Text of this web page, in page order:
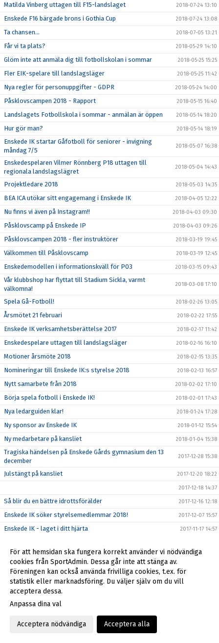
Matilda Vinberg uttagen till F15-landslaget 2018-07-24 13:10
Enskede F16 bärgade brons i Gothia Cup 2018-07-24 13:08
Ta chansen... 2018-07-05 13:21
Får vi ta plats? 2018-05-29 14:10
Glöm inte att anmäla dig till fotbollskolan i sommar 2018-05-25 15:25
Fler EIK-spelare till landslagsläger 2018-05-25 11:42
Nya regler för personuppgifter - GDPR 2018-05-24 14:00
Påsklovscampen 2018 - Rapport 2018-05-15 16:40
Landslagets Fotbollskola i sommar - anmälan är öppen 2018-05-14 18:20
Hur gör man? 2018-05-14 18:19
Enskede IK startar Gåfotboll för seniorer - invigning
måndag 7/5
2018-05-07 16:38
Enskedespelaren Vilmer Rönnberg P18 uttagen till
regionala landslagslägret
2018-05-04 14:43
Projektledare 2018 2018-05-03 14:35
BEA ICA utökar sitt engagemang i Enskede IK 2018-04-05 12:22
Nu finns vi även på Instagram!! 2018-04-03 09:30
Påsklovscamp på Enskede IP 2018-04-03 09:26
Påsklovscampen 2018 - fler instruktörer 2018-03-19 19:45
Välkommen till Påsklovscamp 2018-03-19 12:45
Enskedemodellen i informationskväll för P03 2018-03-15 09:43
Vår klubbshop har flyttat till Stadium Sickla, varmt
välkomna!
2018-03-08 17:10
Spela Gå-Fotboll! 2018-02-26 13:05
Årsmötet 21 februari 2018-02-22 17:55
Enskede IK verksamhetsberättelse 2017 2018-02-17 11:42
Enskedespelare uttagen till landslagsläger 2018-02-16 16:10
Motioner årsmöte 2018 2018-02-15 13:35
Nomineringar till Enskede IK:s styrelse 2018 2018-02-13 16:57
Nytt samarbete från 2018 2018-02-02 17:10
Börja spela fotboll i Enskede IK! 2018-02-01 17:43
Nya ledarguiden klar! 2018-01-24 17:28
Ny sponsor av Enskede IK 2018-01-12 15:54
Ny medarbetare på kansliet 2018-01-04 15:38
Tragiska händelsen på Enskede Gårds gymnasium den 13
december
2017-12-28 15:38
Julstängt på kansliet 2017-12-20 18:22
2017-12-18 14:37
Så blir du en bättre idrottsförälder 2017-12-16 12:18
Enskede IK söker styrelsemedlemmar 2018! 2017-12-07 15:57
Enskede IK - laget i ditt hjärta 2017-11-17 14:57
Enskede IK söker styrelsemedlemmar 2018! 2017-11-10 11:00
Reportage om Enskede IK och Enskedemodellen 2017-11-10 10:58
Gatt2Play och Höst5an! 2017-10-30 14:25
Enskede IK vinterpaket
Enskede IK startar upp nytt F03-lag med uppstart V.43
För att hemsidan ska fungera korrekt använder vi nödvändiga
cookies från SportAdmin. Dessa går inte att stänga av.
Föreningen kan också använda frivilliga cookies, t.ex. för
statistik eller marknadsföring. Du väljer själv om du vill
acceptera dessa.
Anpassa dina val
Acceptera nödvändiga Acceptera alla